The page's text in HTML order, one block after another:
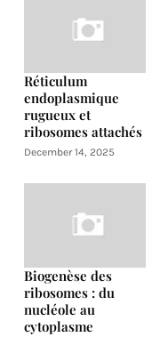
Réticulum
endoplasmique
rugueux et
ribosomes attachés
December 14, 2025
Biogenèse des
ribosomes : du
nucléole au
cytoplasme